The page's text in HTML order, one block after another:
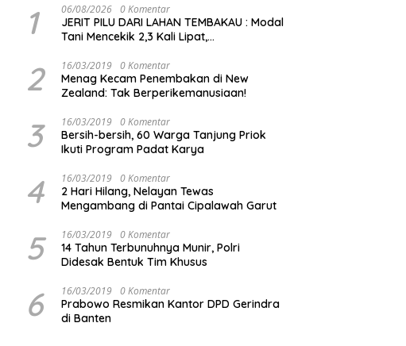
1 06/08/2026 0 Komentar
JERIT PILU DARI LAHAN TEMBAKAU ​: Modal
Tani Mencekik 2,3 Kali Lipat,
Terimpit Musim!
2 16/03/2019 0 Komentar
Menag Kecam Penembakan di New
Zealand: Tak Berperikemanusiaan!
3 16/03/2019 0 Komentar
Bersih-bersih, 60 Warga Tanjung Priok
Ikuti Program Padat Karya
4 16/03/2019 0 Komentar
2 Hari Hilang, Nelayan Tewas
Mengambang di Pantai Cipalawah Garut
5 16/03/2019 0 Komentar
14 Tahun Terbunuhnya Munir, Polri
Didesak Bentuk Tim Khusus
6 16/03/2019 0 Komentar
Prabowo Resmikan Kantor DPD Gerindra
di Banten